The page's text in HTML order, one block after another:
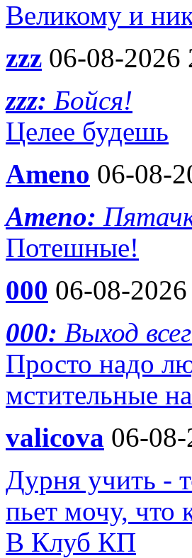
Великому и
zzz 06-08-2026
zzz: Бойся!
Целее будешь
Ameno 06-08-
Ameno:
Потешные!
000 06-08-
000: Выход
Просто надо
мстительные
valicova 06-
Дурня учить -
пьет мочу, что
В Клуб КП